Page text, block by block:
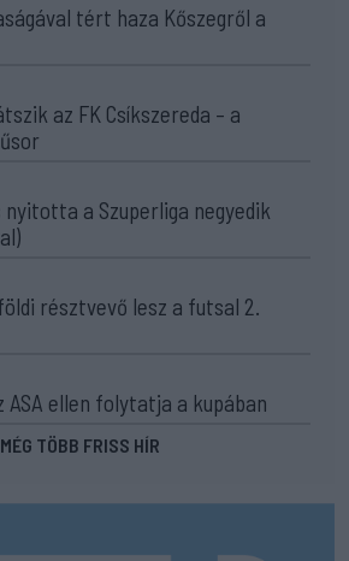
tért haza Kőszegről a
az FK Csíkszereda – a
a Szuperliga negyedik
résztvevő lesz a futsal 2.
ASA ellen folytatja a kupában
MÉG TÖBB FRISS HÍR